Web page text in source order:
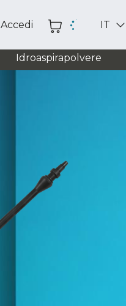
Accedi IT
Idroaspirapolvere